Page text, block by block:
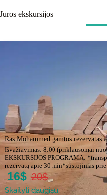
Jūros ekskursijos
Ras Mohammed gamtos rezervatas
Išvažiavimas: 8:00 (priklausomai
EKSKURSIJOS PROGRAMA:
rezervatą apie 30 min*sustojimas
16$ 20$
Skaityti daugiau